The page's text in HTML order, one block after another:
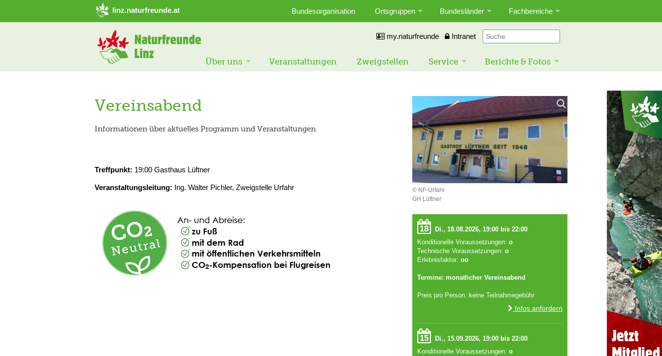
➜ Hauptregion der Seite anspringen
linz.naturfreunde.at Bundesorganisation Ortsgruppen Bundesländer Fachbereiche
my.naturfreunde Intranet
Über uns Veranstaltungen Zweigstellen Service Berichte & Fotos
Vereinsabend
Informationen über aktuelles Programm und Veranstaltungen
Treffpunkt: 19:00 Gasthaus Lüftner
Veranstaltungsleitung: Ing. Walter Pichler, Zweigstelle Urfahr
© NF-Urfahr
GH Lüftner
18
Di., 18.08.2026, 19:00 bis 22:00
Konditionelle Voraussetzungen: o
Technische Voraussetzungen: o
Erlebnisfaktor: oo
Termine: monatlicher Vereinsabend
Preis pro Person: keine Teilnahmegebühr
Infos anfordern
15
Di., 15.09.2026, 19:00 bis 22:00
Konditionelle Voraussetzungen: o